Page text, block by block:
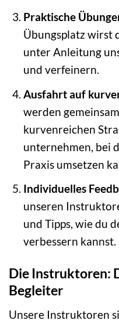
Praktische
Übungsplatz wirst
unter Anleitung
und verfeinern.
Ausfahrt auf
werden
kurvenreichen
unternehmen, bei
Praxis umsetzen
Individuelles
unseren
und Tipps, wie du
verbessern kannst.
Die Instruktoren:
Begleiter
Unsere Instruktoren